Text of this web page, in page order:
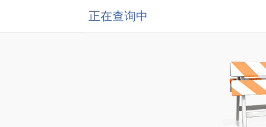
正在查询中